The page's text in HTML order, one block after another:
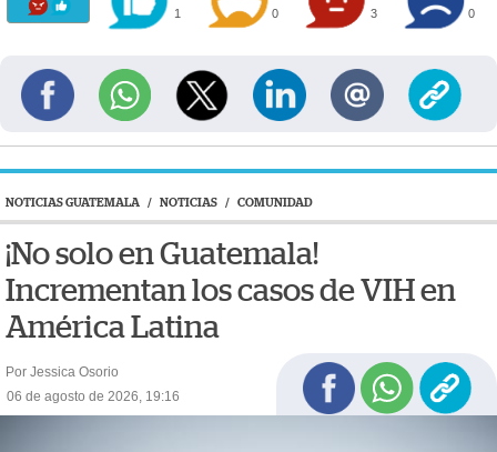
1 0 3 0
NOTICIAS GUATEMALA / NOTICIAS / COMUNIDAD
¡No solo en Guatemala!
Incrementan los casos de VIH en
América Latina
Por Jessica Osorio
06 de agosto de 2026, 19:16